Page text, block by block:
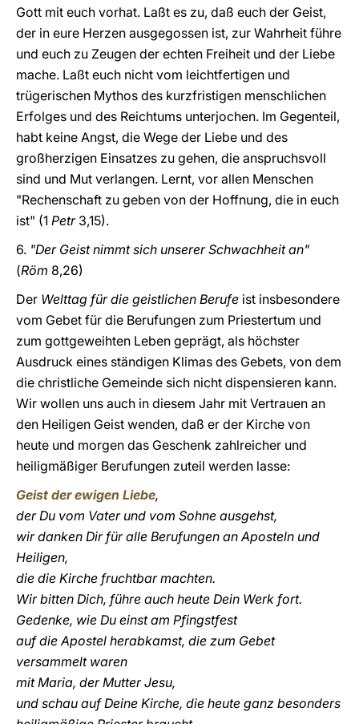
Gott mit euch vorhat. Laßt es zu, daß euch der Geist,
der in eure Herzen ausgegossen ist, zur Wahrheit führe
und euch zu Zeugen der echten Freiheit und der Liebe
mache. Laßt euch nicht vom leichtfertigen und
trügerischen Mythos des kurzfristigen menschlichen
Erfolges und des Reichtums unterjochen. Im Gegenteil,
habt keine Angst, die Wege der Liebe und des
großherzigen Einsatzes zu gehen, die anspruchsvoll
sind und Mut verlangen. Lernt, vor allen Menschen
"Rechenschaft zu geben von der Hoffnung, die in euch
ist" (1 Petr3,15).
6. "Der Geist nimmt sich unserer Schwachheit an"
(Röm 8,26)
Der Welttag für die geistlichen Berufe ist insbesondere
vom Gebet für die Berufungen zum Priestertum und
zum gottgeweihten Leben geprägt, als höchster
Ausdruck eines ständigen Klimas des Gebets, von dem
die christliche Gemeinde sich nicht dispensieren kann.
Wir wollen uns auch in diesem Jahr mit Vertrauen an
den Heiligen Geist wenden, daß er der Kirche von
heute und morgen das Geschenk zahlreicher und
heiligmäßiger Berufungen zuteil werden lasse:
Geist der ewigen Liebe,
der Du vom Vater und vom Sohne ausgehst,
wir danken Dir für alle Berufungen an Aposteln und
Heiligen,
die die Kirche fruchtbar machten.
Wir bitten Dich, führe auch heute Dein Werk fort.
Gedenke, wie Du einst am Pfingstfest
auf die Apostel herabkamst, die zum Gebet
versammelt waren
mit Maria, der Mutter Jesu,
und schau auf Deine Kirche, die heute ganz besonders